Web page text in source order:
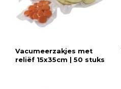
Vacumeerzakjes met
reliëf 15x35cm | 50 stuks